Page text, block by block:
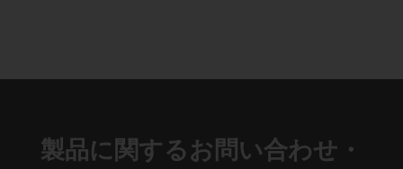
製品に関するお問い合わせ・